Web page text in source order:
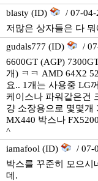
blasty (ID)
/ 07-
저많은 상자들은 다 뭐
gudals777 (ID)
/
6600GT (AGP)
개) ㅋㅋ AMD 64X2
요.. 1개는 사용중 LG꺼
케이스나 파워같은건
걍 소장용으로 몇몇개
MX440 박스나
^
iamafool (ID)
/ 07-
박스를 꾸준히 모으시
데.